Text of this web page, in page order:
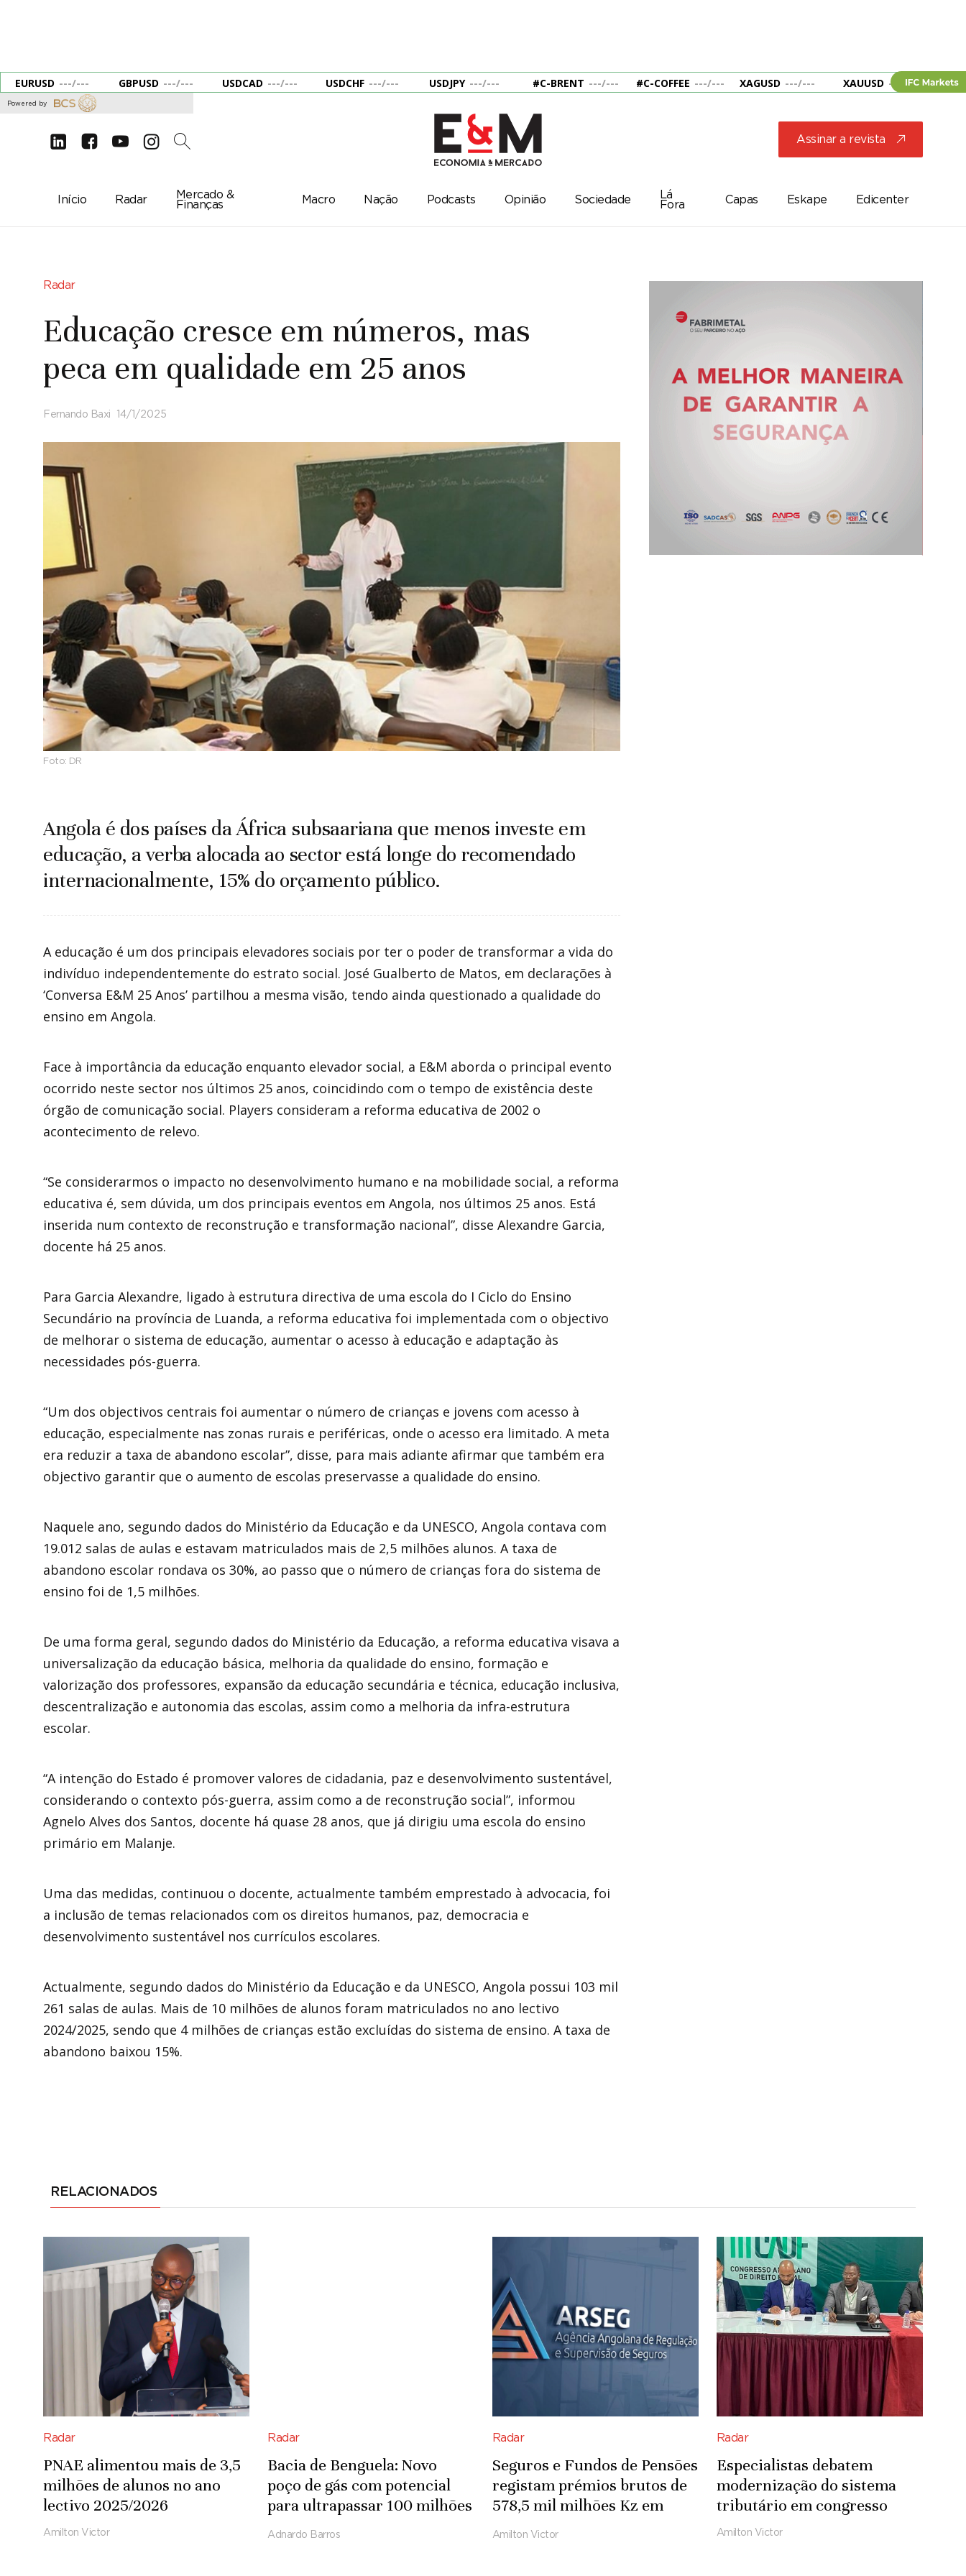
EURUSD ---/--- GBPUSD ---/--- USDCAD ---/--- USDCHF ---/--- USDJPY ---/--- #C-BRENT ---/--- #C-COFFEE ---/--- XAGUSD ---/--- XAUUSD --- ---
Powered by
d e g c 2 Assinar a revista j
Início Radar
Mercado &
Finanças
Macro Nação Podcasts Opinião Sociedade
Lá
Fora
Capas Eskape Edicenter
Radar
Educação cresce em números, mas
peca em qualidade em 25 anos
Fernando Baxi 14/1/2025
Foto: DR
Angola é dos países da África subsaariana que menos investe em
educação, a verba alocada ao sector está longe do recomendado
internacionalmente, 15% do orçamento público.
A educação é um dos principais elevadores sociais por ter o poder de transformar a vida do
indivíduo independentemente do estrato social. José Gualberto de Matos, em declarações à
‘Conversa E&M 25 Anos’ partilhou a mesma visão, tendo ainda questionado a qualidade do
ensino em Angola.
Face à importância da educação enquanto elevador social, a E&M aborda o principal evento
ocorrido neste sector nos últimos 25 anos, coincidindo com o tempo de existência deste
órgão de comunicação social. Players consideram a reforma educativa de 2002 o
acontecimento de relevo.
“Se considerarmos o impacto no desenvolvimento humano e na mobilidade social, a reforma
educativa é, sem dúvida, um dos principais eventos em Angola, nos últimos 25 anos. Está
inserida num contexto de reconstrução e transformação nacional”, disse Alexandre Garcia,
docente há 25 anos.
Para Garcia Alexandre, ligado à estrutura directiva de uma escola do I Ciclo do Ensino
Secundário na província de Luanda, a reforma educativa foi implementada com o objectivo
de melhorar o sistema de educação, aumentar o acesso à educação e adaptação às
necessidades pós-guerra.
“Um dos objectivos centrais foi aumentar o número de crianças e jovens com acesso à
educação, especialmente nas zonas rurais e periféricas, onde o acesso era limitado. A meta
era reduzir a taxa de abandono escolar”, disse, para mais adiante afirmar que também era
objectivo garantir que o aumento de escolas preservasse a qualidade do ensino.
Naquele ano, segundo dados do Ministério da Educação e da UNESCO, Angola contava com
19.012 salas de aulas e estavam matriculados mais de 2,5 milhões alunos. A taxa de
abandono escolar rondava os 30%, ao passo que o número de crianças fora do sistema de
ensino foi de 1,5 milhões.
De uma forma geral, segundo dados do Ministério da Educação, a reforma educativa visava a
universalização da educação básica, melhoria da qualidade do ensino, formação e
valorização dos professores, expansão da educação secundária e técnica, educação inclusiva,
descentralização e autonomia das escolas, assim como a melhoria da infra-estrutura
escolar.
“A intenção do Estado é promover valores de cidadania, paz e desenvolvimento sustentável,
considerando o contexto pós-guerra, assim como a de reconstrução social”, informou
Agnelo Alves dos Santos, docente há quase 28 anos, que já dirigiu uma escola do ensino
primário em Malanje.
Uma das medidas, continuou o docente, actualmente também emprestado à advocacia, foi
a inclusão de temas relacionados com os direitos humanos, paz, democracia e
desenvolvimento sustentável nos currículos escolares.
Actualmente, segundo dados do Ministério da Educação e da UNESCO, Angola possui 103 mil
261 salas de aulas. Mais de 10 milhões de alunos foram matriculados no ano lectivo
2024/2025, sendo que 4 milhões de crianças estão excluídas do sistema de ensino. A taxa de
abandono baixou 15%.
RELACIONADOS
Radar
PNAE alimentou mais de 3,5
milhões de alunos no ano
lectivo 2025/2026
Amilton Victor
Radar
Bacia de Benguela: Novo
poço de gás com potencial
para ultrapassar 100 milhões
de pés cúbicos por dia
Adnardo Barros
Radar
Seguros e Fundos de Pensões
registam prémios brutos de
578,5 mil milhões Kz em
2025
Amilton Victor
Radar
Especialistas debatem
modernização do sistema
tributário em congresso
Amilton Victor